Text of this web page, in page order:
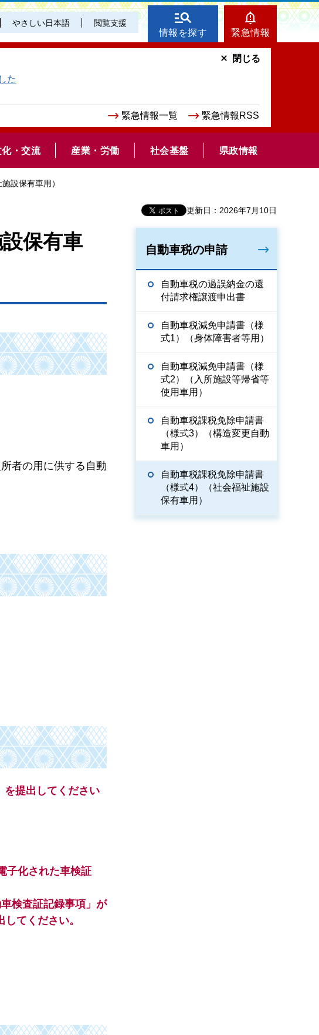
やさしい日本語 閲覧支援
情報を探す 緊急情報
た
緊急情報一覧 緊急情報RSS
閉じる
・交流 産業・労働 社会基盤 県政情報
設保有車用）
更新日：2026年7月10日
保有車
者の用に供する自動
を提出してください
子化された車検証
検査証記録事項」が
てください。
自動車税の申請
自動車税の過誤納金の還
付請求権譲渡申出書
自動車税減免申請書（様
式1）（身体障害者等用）
自動車税減免申請書（様
式2）（入所施設等帰省等
使用車用）
自動車税課税免除申請書
（様式3）（構造変更自動
車用）
自動車税課税免除申請書
（様式4）（社会福祉施設
保有車用）